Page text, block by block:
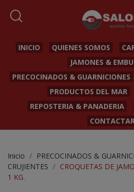
INICIO QUIENES SOMOS
JAMONES &
PRECOCINADOS & GUARNICIONES
PRODUCTOS DEL MAR
REPOSTERIA & PANADERIA
CONTACTAR
Inicio PRECOCINADOS &
CRUJIENTES
CROQUETAS DE
1 KG.